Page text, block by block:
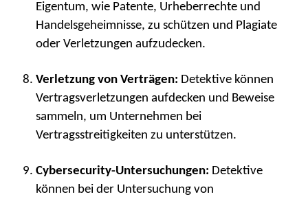
Eigentum, wie Patente, Urheberrechte und
Handelsgeheimnisse, zu schützen und Plagiate
oder Verletzungen aufzudecken.
Verletzung von Verträgen: Detektive können
Vertragsverletzungen aufdecken und Beweise
sammeln, um Unternehmen bei
Vertragsstreitigkeiten zu unterstützen.
Cybersecurity-Untersuchungen: Detektive
können bei der Untersuchung von